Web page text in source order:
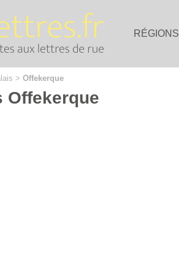
RÉGIONS
> Offekerque
Offekerque